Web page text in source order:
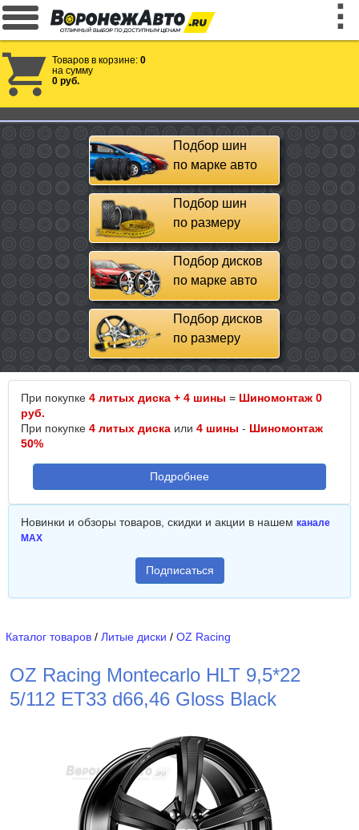
Товаров в корзине: 0
на сумму
0 руб.
Подбор шин
по марке авто
Подбор шин
по размеру
Подбор дисков
по марке авто
Подбор дисков
по размеру
При покупке 4 литых диска + 4 шины = Шиномонтаж 0
руб.
При покупке 4 литых диска или 4 шины - Шиномонтаж
50%
Подробнее
Новинки и обзоры товаров, скидки и акции в нашем канале
MAX
Подписаться
Каталог товаров / Литые диски / OZ Racing
OZ Racing Montecarlo HLT 9,5*22
5/112 ET33 d66,46 Gloss Black